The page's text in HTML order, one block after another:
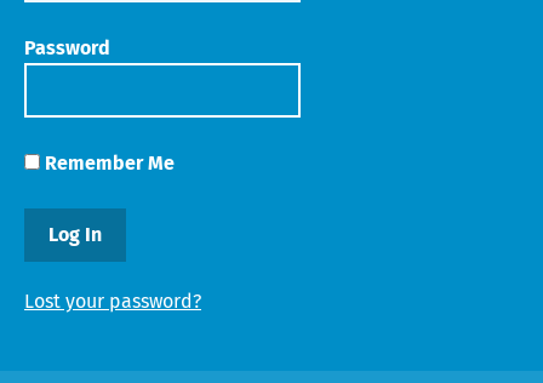
Password
Remember Me
Lost your password?